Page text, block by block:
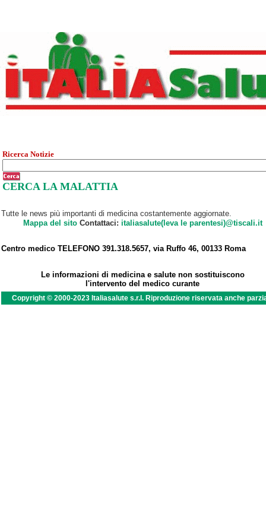
Ricerca Notizie
CERCA LA MALATTIA
Tutte le news più importanti di medicina costantemente aggiornate.
Mappa del sitoContattaci: italiasalute(leva le parentesi)@tiscali.it
Centro medico TELEFONO 391.318.5657, via Ruffo 46, 00133 Roma
Le informazioni di medicina e salute non sostituiscono
l'intervento del medico curante
Copyright © 2000-2023 Italiasalute s.r.l. Riproduzione riservata anche